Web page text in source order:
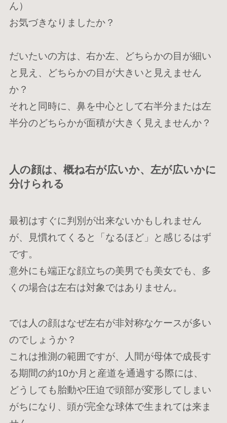
ん）
お気づきなりましたか？
だいたいの方は、右か左、どちらかの目が細い
と見え、どちらかの目が大きいと見えません
か？
それと同時に、鼻を中心として右半分または左
半分のどちらかが面積が大きく見えませんか？
人の顔は、概ね右が広いか、左が広いかに
分けられる
最初はすぐに判別が出来ないかもしれません
が、見慣れてくると「なるほど」と感じるはず
です。
意外にも端正な顔立ちの美男でも美女でも、多
くの場合は左右は対象ではありません。
では人の顔はなぜ左右が非対称なケースが多い
のでしょうか？
これは推測の範囲ですが、人間が母体で成長す
る期間の約10か月と産道を通過する際には、
どうしても胎動や圧迫で頭部が変形してしまい
がちになり、頭が完全な球体で生まれては来ま